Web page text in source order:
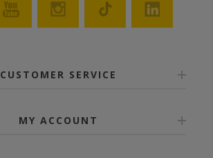
CUSTOMER SERVICE
MY ACCOUNT